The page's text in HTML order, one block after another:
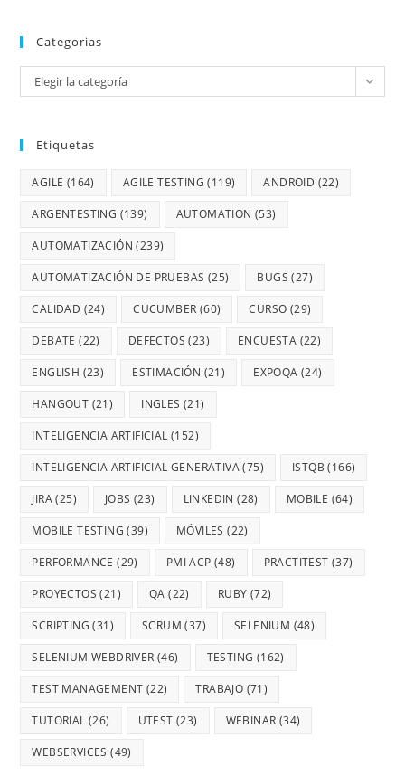
Categorias
Elegir la categoría
Etiquetas
AGILE (164) AGILE TESTING (119) ANDROID (22)
ARGENTESTING (139) AUTOMATION (53)
AUTOMATIZACIÓN (239)
AUTOMATIZACIÓN DE PRUEBAS (25) BUGS (27)
CALIDAD (24) CUCUMBER (60) CURSO (29)
DEBATE (22) DEFECTOS (23) ENCUESTA (22)
ENGLISH (23) ESTIMACIÓN (21) EXPOQA (24)
HANGOUT (21) INGLES (21)
INTELIGENCIA ARTIFICIAL (152)
INTELIGENCIA ARTIFICIAL GENERATIVA(75) ISTQB (166)
JIRA(25) JOBS (23) LINKEDIN (28) MOBILE (64)
MOBILE TESTING (39) MÓVILES (22)
PERFORMANCE (29) PMI ACP (48) PRACTITEST (37)
PROYECTOS (21) QA (22) RUBY (72)
SCRIPTING (31) SCRUM (37) SELENIUM (48)
SELENIUM WEBDRIVER (46) TESTING (162)
TEST MANAGEMENT (22) TRABAJO (71)
TUTORIAL (26) UTEST (23) WEBINAR (34)
WEBSERVICES (49)